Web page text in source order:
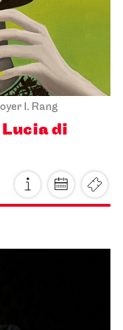
I. Rang
di